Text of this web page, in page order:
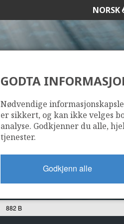
NORSK
882 B
GODTA
Nødvendige
er sikkert, og kan ikke velges
analyse. Godkjenner du alle,
tjenester.
Godkjenn alle